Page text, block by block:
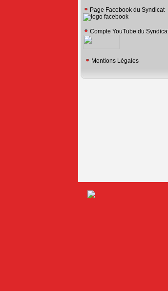
Page Facebook du Syndicat
Compte YouTube du
Mentions Légales